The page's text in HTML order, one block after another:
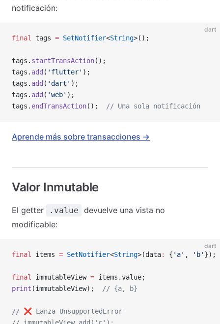
notificación:
dart
final tags = SetNotifier<String>();
tags. startTransAction();
tags. add ( 'flutter' );
tags. add ( 'dart' );
tags. add ( 'web' );
tags. endTransAction(); // Una sola notificación
Aprende más sobre transacciones →
Valor Inmutable
El getter .value
devuelve una vista no
modificable:
dart
final items = SetNotifier<String>(data: { 'a' , 'b' });
final immutableView = items.value;
print (immutableView); // {a, b}
// ❌️ Lanza UnsupportedError